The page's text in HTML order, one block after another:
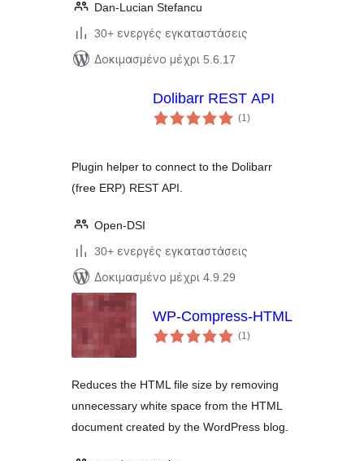
Dan-Lucian Stefancu
30+ ενεργές εγκαταστάσεις
Δοκιμασμένο μέχρι 5.6.17
Dolibarr REST API
(1αξιολογήσεις
σύνολο
)
Plugin helper to connect to the Dolibarr
(free ERP) REST API.
Open-DSI
30+ ενεργές εγκαταστάσεις
Δοκιμασμένο μέχρι 4.9.29
WP-Compress-HTML
(1αξιολογήσεις
σύνολο
)
Reduces the HTML file size by removing
unnecessary white space from the HTML
document created by the WordPress blog.